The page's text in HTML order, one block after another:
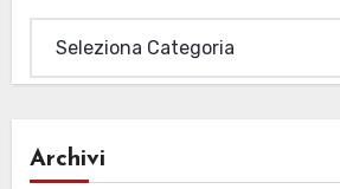
Archivi